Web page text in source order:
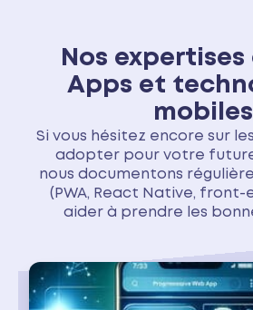
Nos expertises
Apps et
mobiles
Si vous hésitez encore sur
adopter pour votre
nous documentons
(PWA, React Native, front-
aider à prendre les